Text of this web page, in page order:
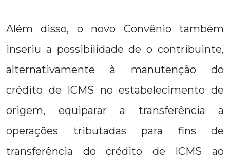
Além disso, o novo Convênio também
inseriu a possibilidade de o contribuinte,
alternativamente à manutenção do
crédito de ICMS no estabelecimento de
origem, equiparar a transferência a
operações tributadas para fins de
transferência do crédito de ICMS ao